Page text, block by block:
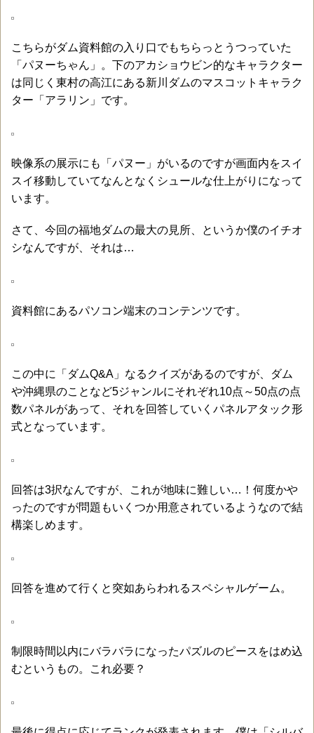
こちらがダム資料館の入り口でもちらっとうつっていた
「パヌーちゃん」。下のアカショウビン的なキャラクター
は同じく東村の高江にある新川ダムのマスコットキャラク
ター「アラリン」です。
映像系の展示にも「パヌー」がいるのですが画面内をスイ
スイ移動していてなんとなくシュールな仕上がりになって
います。
さて、今回の福地ダムの最大の見所、というか僕のイチオ
シなんですが、それは…
資料館にあるパソコン端末のコンテンツです。
この中に「ダムQ&A」なるクイズがあるのですが、ダム
や沖縄県のことなど5ジャンルにそれぞれ10点～50点の点
数パネルがあって、それを回答していくパネルアタック形
式となっています。
回答は3択なんですが、これが地味に難しい…！何度かや
ったのですが問題もいくつか用意されているようなので結
構楽しめます。
回答を進めて行くと突如あらわれるスペシャルゲーム。
制限時間以内にバラバラになったパズルのピースをはめ込
むというもの。これ必要？